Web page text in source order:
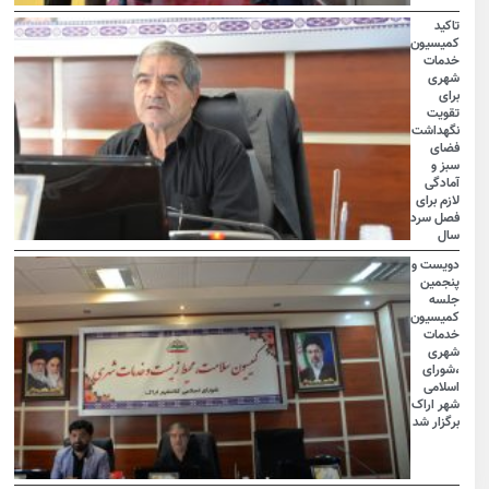
تاکید
کمیسیون
خدمات
شهری
برای
تقویت
نگهداشت
فضای
سبز و
آمادگی
لازم برای
فصل سرد
سال
دویست و
پنجمین
جلسه
کمیسیون
خدمات
شهری
،شورای
اسلامی
شهر اراک
برگزار شد